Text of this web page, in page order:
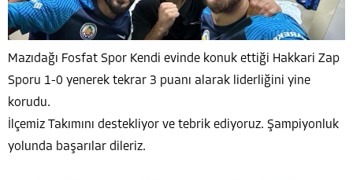
Mazıdağı Fosfat Spor Kendi evinde konuk ettiği Hakkari Zap
Sporu 1-0 yenerek tekrar 3 puanı alarak liderliğini yine
korudu.
İlçemiz Takımını destekliyor ve tebrik ediyoruz. Şampiyonluk
yolunda başarılar dileriz.